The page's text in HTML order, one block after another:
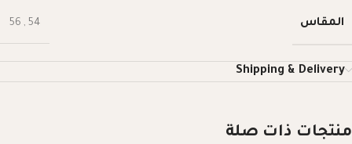
المقاس 54
,
56
Shipping & Delivery
منتجات ذات صلة